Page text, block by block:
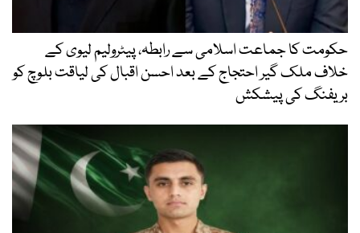
حکومت کا جماعت اسلامی سے رابطہ، پیٹرولیم لیوی کے
خلاف ملک گیر احتجاج کے بعد احسن اقبال کی لیاقت بلوچ کو
بریفنگ کی پیشکش